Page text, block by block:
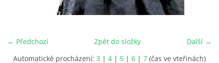
← Předchozí Další →
Zpět do složky
Automatické procházení: 3 | 4 | 5 | 6 | 7 (čas ve vteřinách)